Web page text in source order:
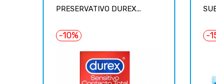
PRESERVATIVO DUREX...
-10% -